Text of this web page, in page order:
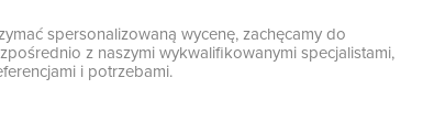
spersonalizowaną wycenę, zachęcamy do
z naszymi wykwalifikowanymi specjalistami,
i potrzebami.